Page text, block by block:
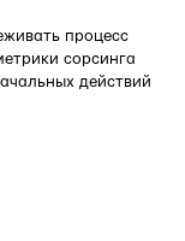
процесс
сорсинга
действий